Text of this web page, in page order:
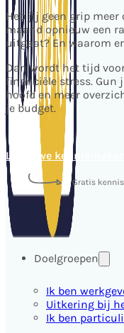
Doelgroepen
Ik ben
Uitkering bij
Ik ben
Heb jij geen grip meer
maand opnieuw een
uitgaat? En waarom
Dan wordt het tijd
financiële stress.
hoofd en meer
je budget.
Laten we kennismaken